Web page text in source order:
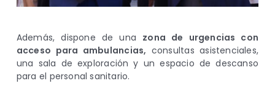
Además, dispone de una zona de urgencias con
acceso para ambulancias, consultas asistenciales,
una sala de exploración y un espacio de descanso
para el personal sanitario.